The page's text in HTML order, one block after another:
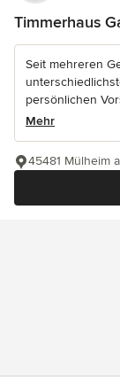
Timmerhaus
Seit mehreren
persönlichen
Mehr
45481 Mülheim